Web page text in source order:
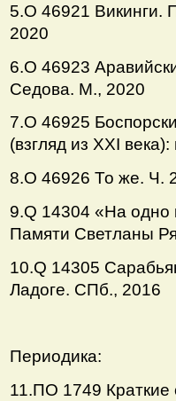
5.О 46921 Викинги.
2020
6.О 46923
Седова. М., 2020
7.О 46925
(взгляд из ХХI
8.О 46926 То же. Ч.
9.Q 14304 «На одно
Памяти Светланы
10.Q 14305
Ладоге. СПб., 2016
Периодика:
11.ПО 1749